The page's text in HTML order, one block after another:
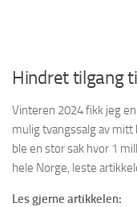
Hindret tilgang
Vinteren 2024 fikk jeg
mulig tvangssalg av
ble en stor sak hvor 1
hele Norge, leste
Les gjerne artikkelen: